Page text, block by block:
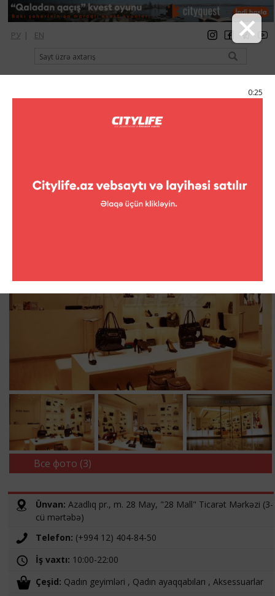
0:25
РУ | EN
qeydiyyat giriş Citylife Magazine
Все фото (3)
Ünvan: Azadlıq pr., m. 28 May, "28 Mall" Ticarət Mərkəzi (3-
cü mərtəbə)
Telefon: (+994 12) 404-84-50
İş vaxtı: 10:00-22:00
Çeşid: Qadın geyimləri , Qadın ayaqqabıları , Aksessuarlar